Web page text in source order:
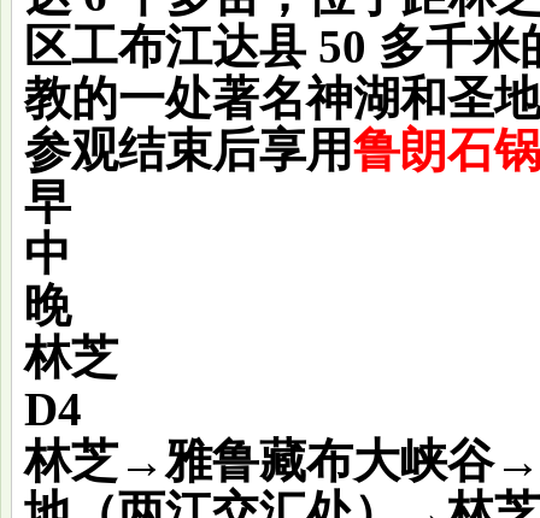
区工布江达县 50 多千
教的一处著名神湖和圣
参观结束后享用鲁朗石
早
中
晚
林芝
D4
林芝→雅鲁藏布大峡谷